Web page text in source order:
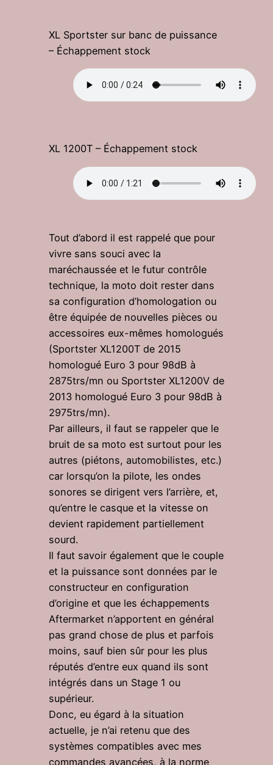
XL Sportster sur banc de puissance
– Échappement stock
XL 1200T – Échappement stock
Tout d’abord il est rappelé que pour
vivre sans souci avec la
maréchaussée et le futur contrôle
technique, la moto doit rester dans
sa configuration d’homologation ou
être équipée de nouvelles pièces ou
accessoires eux-mêmes homologués
(Sportster XL1200T de 2015
homologué Euro 3 pour 98dB à
2875trs/mn ou Sportster XL1200V de
2013 homologué Euro 3 pour 98dB à
2975trs/mn).
Par ailleurs, il faut se rappeler que le
bruit de sa moto est surtout pour les
autres (piétons, automobilistes, etc.)
car lorsqu’on la pilote, les ondes
sonores se dirigent vers l’arrière, et,
qu’entre le casque et la vitesse on
devient rapidement partiellement
sourd.
Il faut savoir également que le couple
et la puissance sont données par le
constructeur en configuration
d’origine et que les échappements
Aftermarket n’apportent en général
pas grand chose de plus et parfois
moins, sauf bien sûr pour les plus
réputés d’entre eux quand ils sont
intégrés dans un Stage 1 ou
supérieur.
Donc, eu égard à la situation
actuelle, je n’ai retenu que des
systèmes compatibles avec mes
commandes avancées, à la norme